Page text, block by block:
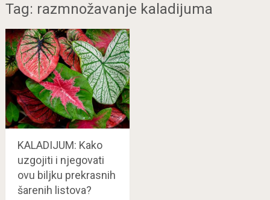
Tag: razmnožavanje kaladijuma
KALADIJUM: Kako
uzgojiti i njegovati
ovu biljku prekrasnih
šarenih listova?